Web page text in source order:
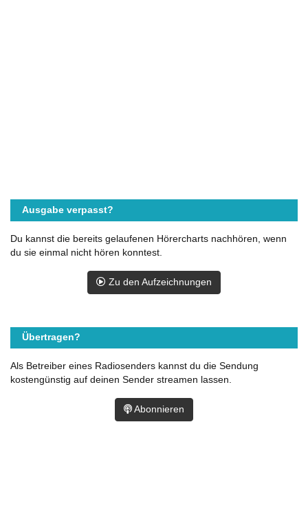
Ausgabe verpasst?
Du kannst die bereits gelaufenen Hörercharts nachhören, wenn
du sie einmal nicht hören konntest.
Zu den Aufzeichnungen
Übertragen?
Als Betreiber eines Radiosenders kannst du die Sendung
kostengünstig auf deinen Sender streamen lassen.
Abonnieren